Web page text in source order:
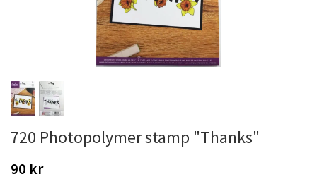
720 Photopolymer stamp "Thanks"
90 kr